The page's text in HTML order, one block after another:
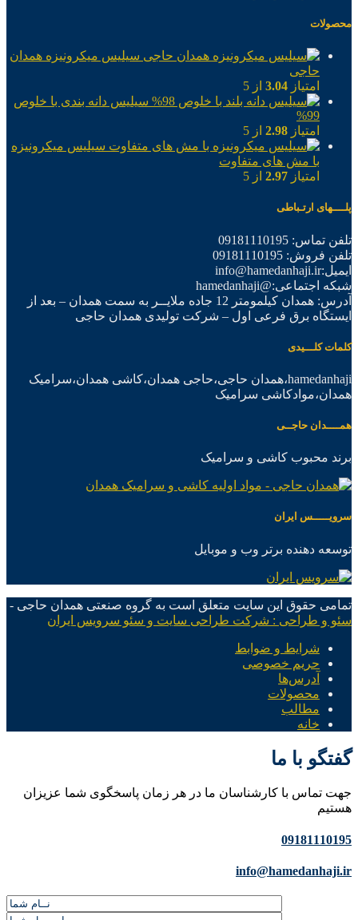
محصولات
سیلیس میکرونیزه همدان
حاجی
امتیاز 3.04 از 5
سیلیس دانه بندی با خلوص
99%
امتیاز 2.98 از 5
سیلیس میکرونیزه
با مش های متفاوت
امتیاز 2.97 از 5
پلــــهای ارتـباطی
تلفن تماس: 09181110195
تلفن فروش: 09181110195
ایمیل:info@hamedanhaji.ir
شبکه اجتماعی:@hamedanhaji
آدرس: همدان کیلمومتر 12 جاده ملایــر به سمت همدان – بعد از
ایستگاه برق فرعی اول – شرکت تولیدی همدان حاجی
کلمات کلـــیدی
hamedanhaji،همدان حاجی،حاجی همدان،کاشی همدان،سرامیک
همدان،موادکاشی سرامیک
همــــدان حاجــی
برند محبوب کاشی و سرامیک
سرویـــــس ایران
توسعه دهنده برتر وب و موبایل
تمامی حقوق این سایت متعلق است به گروه صنعتی همدان حاجی -
سئو و طراحی : شرکت طراحی سایت و سئو سرویس ایران
شرایط و ضوابط
حریم خصوصی
آدرس‌ها
محصولات
مطالب
خانه
گفتگو با ما
جهت تماس با کارشناسان ما در هر زمان پاسخگوی شما عزیزان
هستیم
09181110195
info@hamedanhaji.ir